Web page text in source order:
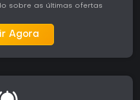
sobre as últimas ofertas
Agora